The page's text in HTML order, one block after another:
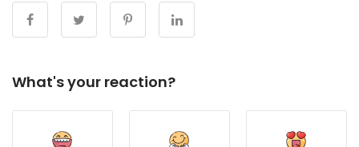
What's your reaction?